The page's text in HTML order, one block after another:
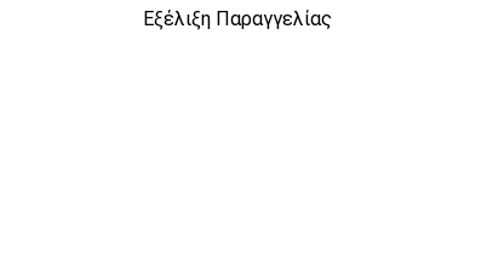
Εξέλιξη Παραγγελίας